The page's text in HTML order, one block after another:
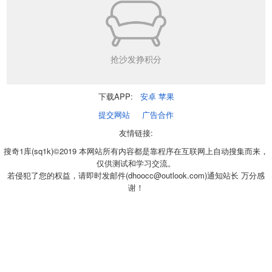
抢沙发挣积分
下载APP: 安卓 苹果
提交网站
广告合作
友情链接:
搜奇1库(sq1k)©2019 本网站所有内容都是靠程序在互联网上自动搜集而来，
仅供测试和学习交流。
若侵犯了您的权益，请即时发邮件(dhoocc@outlook.com)通知站长 万分感
谢！